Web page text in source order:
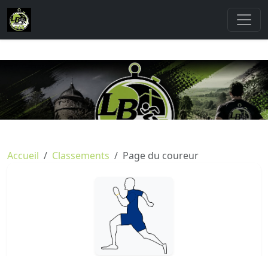
Accueil Classements Page du coureur